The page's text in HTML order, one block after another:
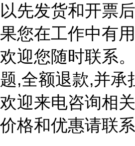
以先发货和开票
果您在工作中有
欢迎您随时联系
题,全额退款,并承
欢迎来电咨询相
价格和优惠请联